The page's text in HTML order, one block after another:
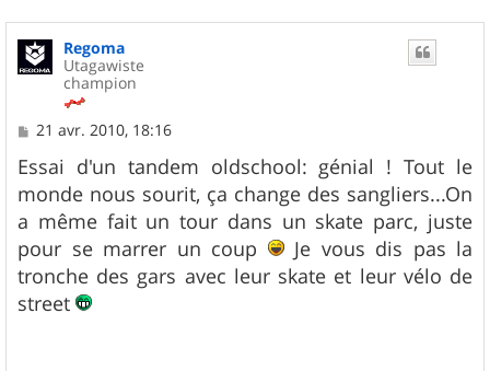
Regoma
Utagawiste
champion
M
s
s
a
21 avr. 2010, 18:16
Essai d'un tandem oldschool: génial ! Tout le
monde nous sourit, ça change des sangliers...On
a même fait un tour dans un skate parc, juste
pour se marrer un coup
Je vous dis pas la
tronche des gars avec leur skate et leur vélo de
street